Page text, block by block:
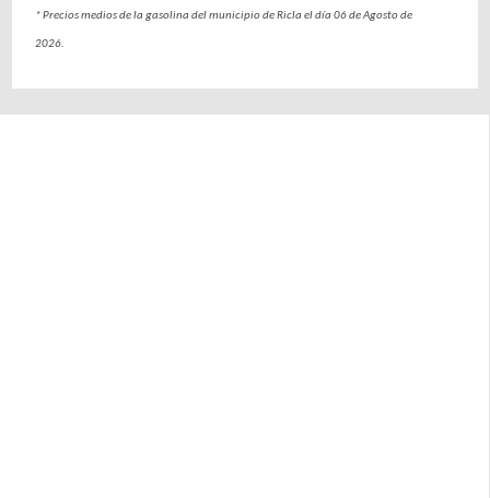
* Precios medios de la gasolina del municipio de Ricla el día 06 de Agosto de
2026.